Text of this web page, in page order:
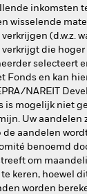
inkomsten
wisselende
(d.w.z.
die hoger
selecteert
Fonds en kan
NAREIT
is mogelijk niet
Uw aandelen
aandelen
benoemd
om
keren, hoewel
worden